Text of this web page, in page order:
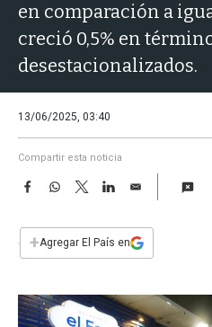
en comparación a
creció 0,5% en
desestacionalizados.
13/06/2025, 03:40
Compartir esta noticia
F
e
b
k
W
s
p
T
w
t
L
n
E
i
l
+Agregar El País en